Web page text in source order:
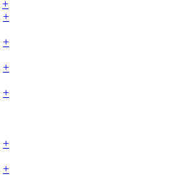
+
+
+
+
+
+
+